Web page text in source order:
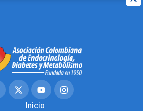
Inicio